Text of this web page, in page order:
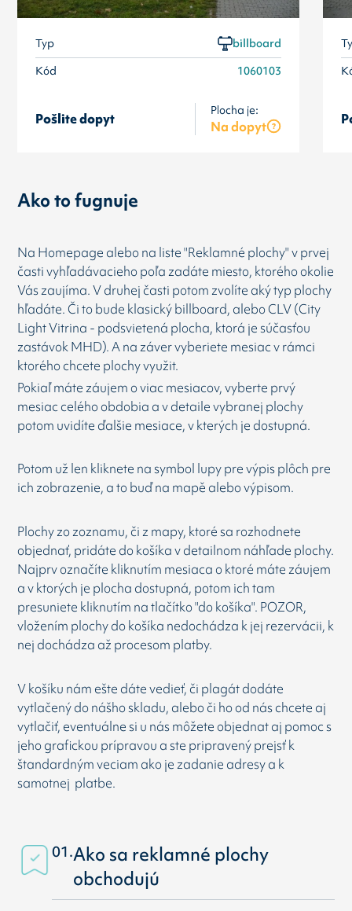
Typ
billboard
Kód
1060103
Pošlite dopyt
Plocha je:
Na dopyt
Ako to fugnuje
Na Homepage alebo na liste "Reklamné plochy" v prvej
časti vyhľadávacieho poľa zadáte miesto, ktorého okolie
Vás zaujíma. V druhej časti potom zvolíte aký typ plochy
hľadáte. Či to bude klasický billboard, alebo CLV (City
Light Vitrina - podsvietená plocha, ktorá je súčasťou
zastávok MHD). A na záver vyberiete mesiac v rámci
ktorého chcete plochy využit.
Pokiaľ máte záujem o viac mesiacov, vyberte prvý
mesiac celého obdobia a v detaile vybranej plochy
potom uvidíte ďalšie mesiace, v kterých je dostupná.
Potom už len kliknete na symbol lupy pre výpis plôch pre
ich zobrazenie, a to buď na mapě alebo výpisom.
Plochy zo zoznamu, či z mapy, ktoré sa rozhodnete
objednať, pridáte do košíka v detailnom náhľade plochy.
Najprv označíte kliknutím mesiaca o ktoré máte záujem
a v ktorých je plocha dostupná, potom ich tam
presuniete kliknutím na tlačítko "do košíka". POZOR,
vložením plochy do košíka nedochádza k jej rezervácii, k
nej dochádza až procesom platby.
V košíku nám ešte dáte vedieť, či plagát dodáte
vytlačený do nášho skladu, alebo či ho od nás chcete aj
vytlačiť, eventuálne si u nás môžete objednat aj pomoc s
jeho grafickou prípravou a ste pripravený prejsť k
štandardným veciam ako je zadanie adresy a k
samotnej platbe.
01.Ako sa reklamné plochy
obchodujú